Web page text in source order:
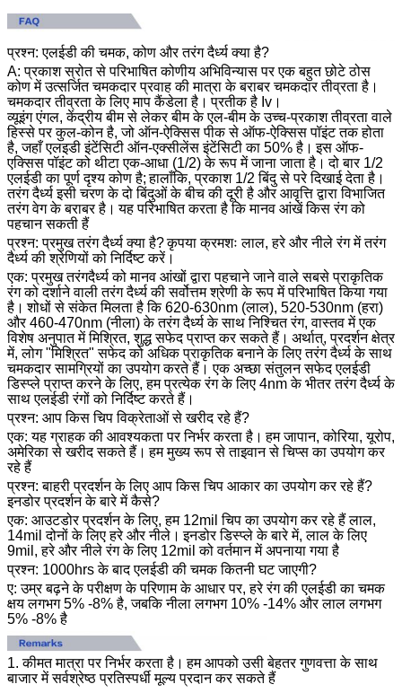
प्रश्न: एलईडी की चमक, कोण और तरंग दैर्ध्य क्या है?
A: प्रकाश स्रोत से परिभाषित कोणीय अभिविन्यास पर एक बहुत छोटे ठोस
कोण में उत्सर्जित चमकदार प्रवाह की मात्रा के बराबर चमकदार तीव्रता है।
चमकदार तीव्रता के लिए माप कैंडेला है। प्रतीक है Iv।
व्यूइंग एंगल, केंद्रीय बीम से लेकर बीम के एल-बीम के उच्च-प्रकाश तीव्रता वाले
हिस्से पर कुल-कोन है, जो ऑन-ऐक्सिस पीक से ऑफ-ऐक्सिस पॉइंट तक होता
है, जहाँ एलइडी इंटेंसिटी ऑन-एक्सीलेंस इंटेंसिटी का 50% है। इस ऑफ-
एक्सिस पॉइंट को थीटा एक-आधा (1/2) के रूप में जाना जाता है। दो बार 1/2
एलईडी का पूर्ण दृश्य कोण है; हालाँकि, प्रकाश 1/2 बिंदु से परे दिखाई देता है।
तरंग दैर्ध्य इसी चरण के दो बिंदुओं के बीच की दूरी है और आवृत्ति द्वारा विभाजित
तरंग वेग के बराबर है। यह परिभाषित करता है कि मानव आंखें किस रंग को
पहचान सकती हैं
प्रश्न: प्रमुख तरंग दैर्ध्य क्या है?कृपया क्रमशः लाल, हरे और नीले रंग में तरंग
दैर्ध्य की श्रेणियों को निर्दिष्ट करें।
एक: प्रमुख तरंगदैर्ध्य को मानव आंखों द्वारा पहचाने जाने वाले सबसे प्राकृतिक
रंग को दर्शाने वाली तरंग दैर्ध्य की सर्वोत्तम श्रेणी के रूप में परिभाषित किया गया
है। शोधों से संकेत मिलता है कि 620-630nm (लाल), 520-530nm (हरा)
और 460-470nm (नीला) के तरंग दैर्ध्य के साथ निश्चित रंग, वास्तव में एक
विशेष अनुपात में मिश्रित, शुद्ध सफेद प्राप्त कर सकते हैं। अर्थात्, प्रदर्शन क्षेत्र
में, लोग "मिश्रित" सफेद को अधिक प्राकृतिक बनाने के लिए तरंग दैर्ध्य के साथ
चमकदार सामग्रियों का उपयोग करते हैं। एक अच्छा संतुलन सफेद एलईडी
डिस्प्ले प्राप्त करने के लिए, हम प्रत्येक रंग के लिए 4nm के भीतर तरंग दैर्ध्य के
साथ एलईडी रंगों को निर्दिष्ट करते हैं।
प्रश्न: आप किस चिप विक्रेताओं से खरीद रहे हैं?
एक: यह ग्राहक की आवश्यकता पर निर्भर करता है। हम जापान, कोरिया, यूरोप,
अमेरिका से खरीद सकते हैं। हम मुख्य रूप से ताइवान से चिप्स का उपयोग कर
रहे हैं
प्रश्न: बाहरी प्रदर्शन के लिए आप किस चिप आकार का उपयोग कर रहे हैं?
इनडोर प्रदर्शन के बारे में कैसे?
एक: आउटडोर प्रदर्शन के लिए, हम 12mil चिप का उपयोग कर रहे हैं लाल,
14mil दोनों के लिए हरे और नीले। इनडोर डिस्प्ले के बारे में, लाल के लिए
9mil, हरे और नीले रंग के लिए 12mil को वर्तमान में अपनाया गया है
प्रश्न: 1000hrs के बाद एलईडी की चमक कितनी घट जाएगी?
ए: उम्र बढ़ने के परीक्षण के परिणाम के आधार पर, हरे रंग की एलईडी का चमक
क्षय लगभग 5% -8% है, जबकि नीला लगभग 10% -14% और लाल लगभग
5% -8% है
1. कीमत मात्रा पर निर्भर करता है। हम आपको उसी बेहतर गुणवत्ता के साथ
बाजार में सर्वश्रेष्ठ प्रतिस्पर्धी मूल्य प्रदान कर सकते हैं